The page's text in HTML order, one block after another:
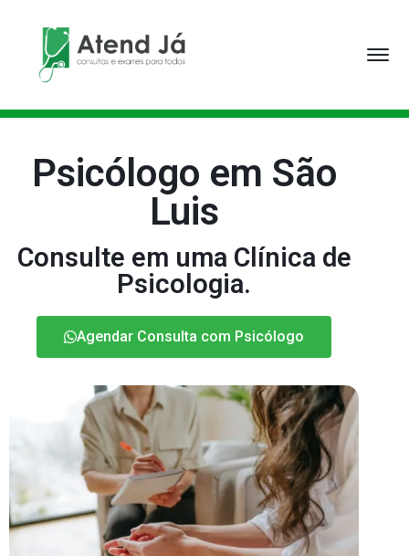
Psicólogo em São
Luis
Consulte em uma Clínica de
Psicologia.
Agendar Consulta com Psicólogo